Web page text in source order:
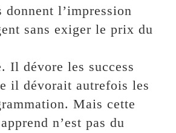
donnent l’impression
sans exiger le prix du
Il dévore les success
il dévorait autrefois les
Mais cette
n’est pas du